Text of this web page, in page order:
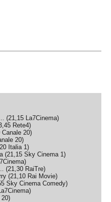
(21,15 La7Cinema)
Rete4)
Canale 20)
20)
Italia 1)
(21,15 Sky Cinema 1)
)
(21,30 RaiTre)
(21,10 Rai Movie)
Sky Cinema Comedy)
)
20)